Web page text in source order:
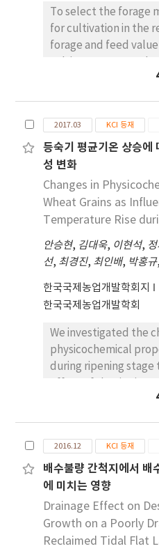
estimated optimum
40DAF, 31DAF and
Yeongpungbyeo and
respectively.
To select the forage
for cultivation in the
forage and feed
reclaimed tideland,
rice, a total of 16
including germplasm
Development
Genetic Resources
foreign germplasm
were retaining in
germplasm,
(JBG), were initially
heading, long plant
shatter-resistant, and
yield in
The highest fresh
barnyard millet were
21.1ton ha-1 in
content of proline
IT153610 variety.
the highest in JBG
2017.03 KCI 등재
등숙기 평균기온 상승에
성 변화
Changes in
Wheat Grains as
Temperature Rise
안승현, 김대욱, 이현석,
선, 최경진, 최인배, 박홍규,
한국국제농업개발학회지
한국국제농업개발학회
We investigated the
physicochemical
during ripening
that of wheat grains.
artificial climate
harvest. Results
period from heading
be shorter during
treatment condition.
grain width, number
2016.12 KCI 등재
배수불량 간척지에서 배
에 미치는 영향
Drainage Effect on
Growth on a Poorly
Reclaimed Tidal Flat